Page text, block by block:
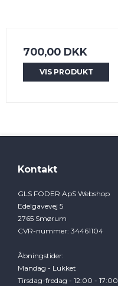
700,00 DKK
VIS PRODUKT
Kontakt
GLS FODER ApS Webshop
Edelgavevej 5
2765 Smørum
CVR-nummer: 34461104
Åbningstider:
Mandag - Lukket
Tirsdag-fredag - 12:00 - 17:00